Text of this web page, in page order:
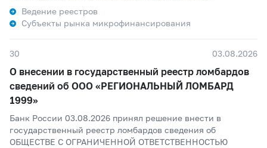
Ведение реестров
Субъекты рынка микрофинансирования
30 03.08.2026
О внесении в государственный реестр ломбардов
сведений об ООО «РЕГИОНАЛЬНЫЙ ЛОМБАРД
1999»
Банк России 03.08.2026 принял решение внести в
государственный реестр ломбардов сведения об
ОБЩЕСТВЕ С ОГРАНИЧЕННОЙ ОТВЕТСТВЕННОСТЬЮ